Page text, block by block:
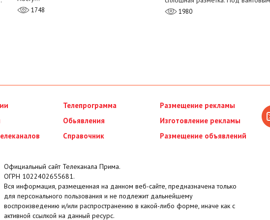
1748 1980
Телепрограмма
Обьявления
Справочник
Размещение рекламы
Изготовление рекламы
Размещение объявлений
Официальный сайт Телеканала Прима.
ОГРН 1022402655681.
Вся информация, размещенная на данном веб-сайте, предназначена только
для персонального пользования и не подлежит дальнейшему
воспроизведению и/или распространению в какой-либо форме, иначе как с
активной ссылкой на данный ресурс.